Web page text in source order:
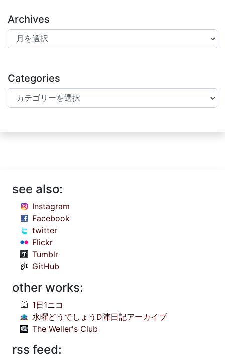
Archives
Archives
Categories
Categories
see also:
Instagram
Facebook
twitter
Flickr
Tumblr
GitHub
other works:
1日1ニコ
水曜どうでしょうD陣日記アーカイブ
The Weller's Club
rss feed: